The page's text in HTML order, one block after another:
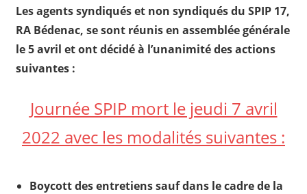
Les agents syndiqués et non syndiqués du SPIP 17,
RA Bédenac, se sont réunis en assemblée générale
le 5 avril et ont décidé à l’unanimité des actions
suivantes :
Journée SPIP mort le jeudi 7 avril
2022 avec les modalités suivantes :
Boycott des entretiens sauf dans le cadre de la